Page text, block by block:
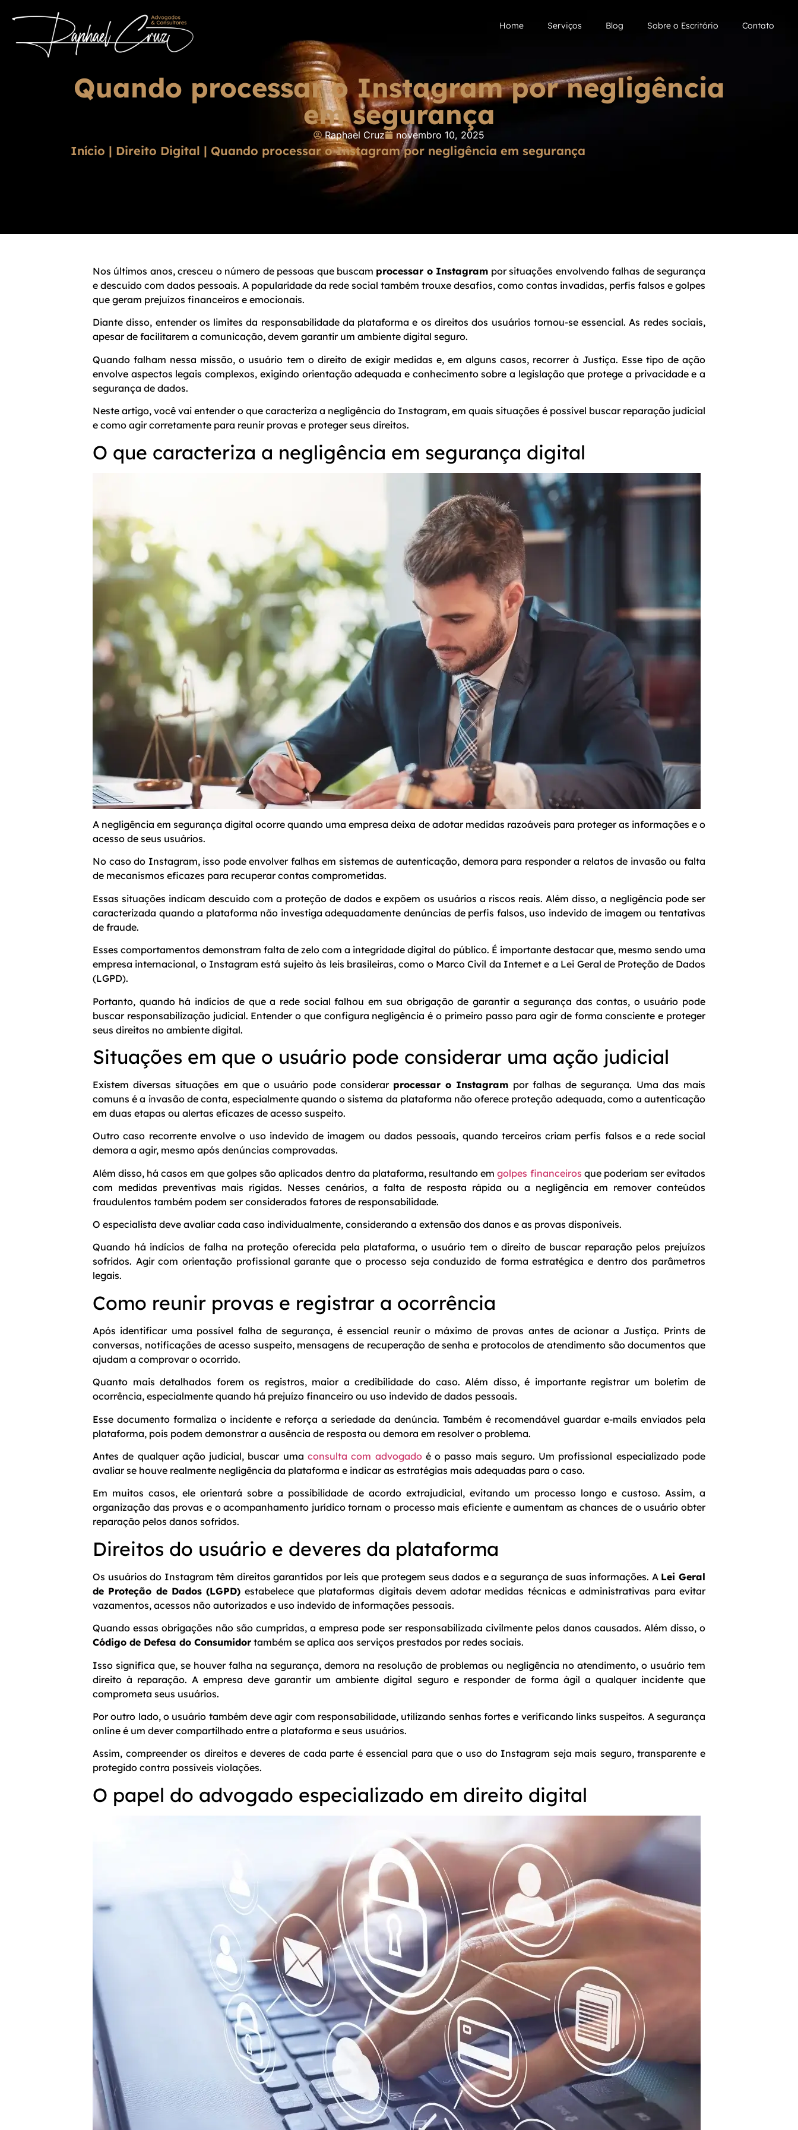
Home Serviços Blog Sobre o Escritório Contato
Quando processar o Instagram por negligência
em segurança
Raphael Cruz novembro 10, 2025
Início | Direito Digital | Quando processar o Instagram por negligência em segurança
Nos últimos anos, cresceu o número de pessoas que buscam processar o Instagram por situações envolvendo falhas de segurança
e descuido com dados pessoais. A popularidade da rede social também trouxe desafios, como contas invadidas, perfis falsos e golpes
que geram prejuízos financeiros e emocionais.
Diante disso, entender os limites da responsabilidade da plataforma e os direitos dos usuários tornou-se essencial. As redes sociais,
apesar de facilitarem a comunicação, devem garantir um ambiente digital seguro.
Quando falham nessa missão, o usuário tem o direito de exigir medidas e, em alguns casos, recorrer à Justiça. Esse tipo de ação
envolve aspectos legais complexos, exigindo orientação adequada e conhecimento sobre a legislação que protege a privacidade e a
segurança de dados.
Neste artigo, você vai entender o que caracteriza a negligência do Instagram, em quais situações é possível buscar reparação judicial
e como agir corretamente para reunir provas e proteger seus direitos.
O que caracteriza a negligência em segurança digital
A negligência em segurança digital ocorre quando uma empresa deixa de adotar medidas razoáveis para proteger as informações e o
acesso de seus usuários.
No caso do Instagram, isso pode envolver falhas em sistemas de autenticação, demora para responder a relatos de invasão ou falta
de mecanismos eficazes para recuperar contas comprometidas.
Essas situações indicam descuido com a proteção de dados e expõem os usuários a riscos reais. Além disso, a negligência pode ser
caracterizada quando a plataforma não investiga adequadamente denúncias de perfis falsos, uso indevido de imagem ou tentativas
de fraude.
Esses comportamentos demonstram falta de zelo com a integridade digital do público. É importante destacar que, mesmo sendo uma
empresa internacional, o Instagram está sujeito às leis brasileiras, como o Marco Civil da Internet e a Lei Geral de Proteção de Dados
(LGPD).
Portanto, quando há indícios de que a rede social falhou em sua obrigação de garantir a segurança das contas, o usuário pode
buscar responsabilização judicial. Entender o que configura negligência é o primeiro passo para agir de forma consciente e proteger
seus direitos no ambiente digital.
Situações em que o usuário pode considerar uma ação judicial
Existem diversas situações em que o usuário pode considerar processar o Instagram por falhas de segurança. Uma das mais
comuns é a invasão de conta, especialmente quando o sistema da plataforma não oferece proteção adequada, como a autenticação
em duas etapas ou alertas eficazes de acesso suspeito.
Outro caso recorrente envolve o uso indevido de imagem ou dados pessoais, quando terceiros criam perfis falsos e a rede social
demora a agir, mesmo após denúncias comprovadas.
Além disso, há casos em que golpes são aplicados dentro da plataforma, resultando emgolpes financeiros que poderiam ser evitados
com medidas preventivas mais rígidas. Nesses cenários, a falta de resposta rápida ou a negligência em remover conteúdos
fraudulentos também podem ser considerados fatores de responsabilidade.
O especialista deve avaliar cada caso individualmente, considerando a extensão dos danos e as provas disponíveis.
Quando há indícios de falha na proteção oferecida pela plataforma, o usuário tem o direito de buscar reparação pelos prejuízos
sofridos. Agir com orientação profissional garante que o processo seja conduzido de forma estratégica e dentro dos parâmetros
legais.
Como reunir provas e registrar a ocorrência
Após identificar uma possível falha de segurança, é essencial reunir o máximo de provas antes de acionar a Justiça. Prints de
conversas, notificações de acesso suspeito, mensagens de recuperação de senha e protocolos de atendimento são documentos que
ajudam a comprovar o ocorrido.
Quanto mais detalhados forem os registros, maior a credibilidade do caso. Além disso, é importante registrar um boletim de
ocorrência, especialmente quando há prejuízo financeiro ou uso indevido de dados pessoais.
Esse documento formaliza o incidente e reforça a seriedade da denúncia. Também é recomendável guardar e-mails enviados pela
plataforma, pois podem demonstrar a ausência de resposta ou demora em resolver o problema.
Antes de qualquer ação judicial, buscar uma consulta com advogadoé o passo mais seguro. Um profissional especializado pode
avaliar se houve realmente negligência da plataforma e indicar as estratégias mais adequadas para o caso.
Em muitos casos, ele orientará sobre a possibilidade de acordo extrajudicial, evitando um processo longo e custoso. Assim, a
organização das provas e o acompanhamento jurídico tornam o processo mais eficiente e aumentam as chances de o usuário obter
reparação pelos danos sofridos.
Direitos do usuário e deveres da plataforma
Os usuários do Instagram têm direitos garantidos por leis que protegem seus dados e a segurança de suas informações. A Lei Geral
de Proteção de Dados (LGPD) estabelece que plataformas digitais devem adotar medidas técnicas e administrativas para evitar
vazamentos, acessos não autorizados e uso indevido de informações pessoais.
Quando essas obrigações não são cumpridas, a empresa pode ser responsabilizada civilmente pelos danos causados. Além disso, o
Código de Defesa do Consumidor também se aplica aos serviços prestados por redes sociais.
Isso significa que, se houver falha na segurança, demora na resolução de problemas ou negligência no atendimento, o usuário tem
direito à reparação. A empresa deve garantir um ambiente digital seguro e responder de forma ágil a qualquer incidente que
comprometa seus usuários.
Por outro lado, o usuário também deve agir com responsabilidade, utilizando senhas fortes e verificando links suspeitos. A segurança
online é um dever compartilhado entre a plataforma e seus usuários.
Assim, compreender os direitos e deveres de cada parte é essencial para que o uso do Instagram seja mais seguro, transparente e
protegido contra possíveis violações.
O papel do advogado especializado em direito digital